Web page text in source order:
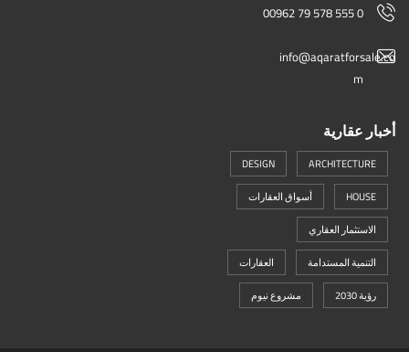
00962 79 578 555 0
info@aqaratforsale.co
m
أخبار عقارية
ARCHITECTURE
DESIGN
HOUSE
أسواق العقارات
الاستثمار العقاري
التنمية المستدامة
العقارات
رؤية 2030
مشروع نيوم